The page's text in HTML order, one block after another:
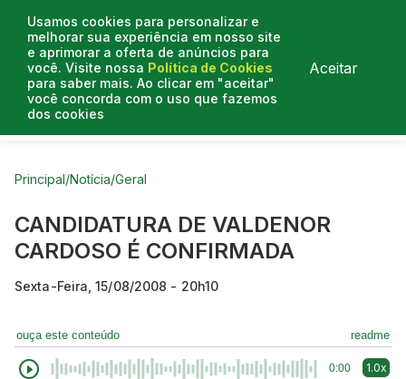
Usamos cookies para personalizar e
melhorar sua experiência em nosso site
e aprimorar a oferta de anúncios para
você. Visite nossa Política de Cookies
para saber mais. Ao clicar em "aceitar"
você concorda com o uso que fazemos
dos cookies
Aceitar
Curtas do Poder
Principal/Notícia/Geral
CANDIDATURA DE VALDENOR
CARDOSO É CONFIRMADA
Sexta-Feira, 15/08/2008 - 20h10
ouça este conteúdo readme
0:00 1.0x